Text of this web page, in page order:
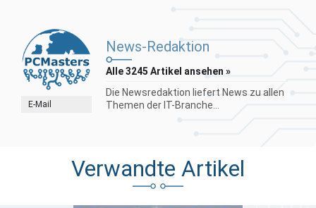
E-Mail
News-Redaktion
Alle 3245 Artikel ansehen »
Die Newsredaktion liefert News zu allen
Themen der IT-Branche...
Verwandte Artikel